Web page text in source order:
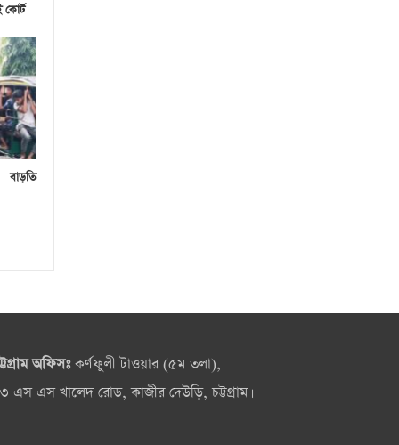
কোর্ট
অফিসঃকর্ণফুলী টাওয়ার (৫ম তলা),
এস এস খালেদ রোড, কাজীর দেউড়ি, চট্টগ্রাম।